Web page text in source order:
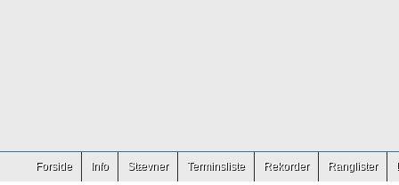
Forside Info Stævner Terminsliste Rekorder Ranglister